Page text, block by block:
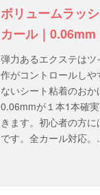
ボリュームラッ
カール｜0.06mm
弾力あるエクステは
作がコントロールし
ないシート粘着のおか
0.06mmが１本1本確
きます。初心者の方
です。全カール対応。
長 さ：mixサイズ、